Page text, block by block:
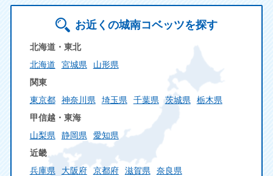
お近くの城南コベッツを探す
北海道・東北
北海道
宮城県
山形県
関東
東京都
神奈川県 埼玉県 千葉県 茨城県
栃木県
甲信越・東海
山梨県
静岡県
愛知県
近畿
兵庫県
大阪府 京都府 滋賀県
奈良県